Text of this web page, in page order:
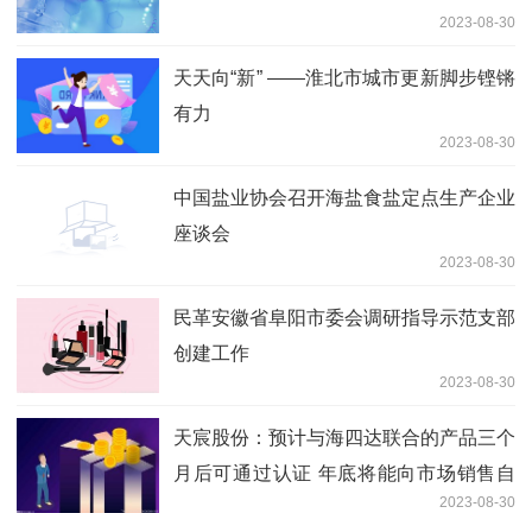
2023-08-30
天天向“新” ——淮北市城市更新脚步铿锵
有力
2023-08-30
中国盐业协会召开海盐食盐定点生产企业
座谈会
2023-08-30
民革安徽省阜阳市委会调研指导示范支部
创建工作
2023-08-30
天宸股份：预计与海四达联合的产品三个
月后可通过认证 年底将能向市场销售自
2023-08-30